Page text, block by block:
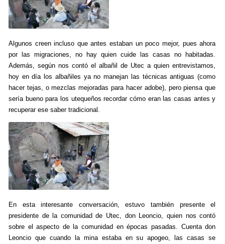
Algunos creen incluso que antes estaban un poco mejor, pues ahora
por las migraciones, no hay quien cuide las casas no habitadas.
Además, según nos contó el albañil de Utec a quien entrevistamos,
hoy en día los albañiles ya no manejan las técnicas antiguas (como
hacer tejas, o mezclas mejoradas para hacer adobe), pero piensa que
sería bueno para los utequeños recordar cómo eran las casas antes y
recuperar ese saber tradicional.
En esta interesante conversación, estuvo también presente el
presidente de la comunidad de Utec, don Leoncio, quien nos contó
sobre el aspecto de la comunidad en épocas pasadas. Cuenta don
Leoncio que cuando la mina estaba en su apogeo, las casas se